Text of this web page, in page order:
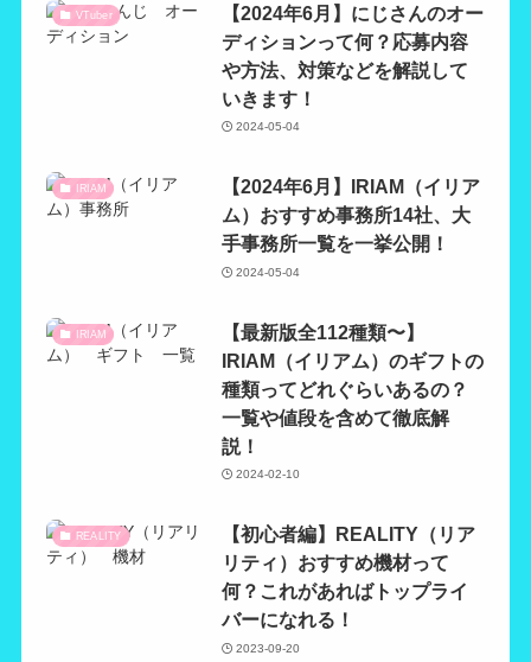
VTuber
【2024年6月】にじさんのオー
ディションって何？応募内容
や方法、対策などを解説して
いきます！
2024-05-04
IRIAM
【2024年6月】IRIAM（イリア
ム）おすすめ事務所14社、大
手事務所一覧を一挙公開！
2024-05-04
IRIAM
【最新版全112種類〜】
IRIAM（イリアム）のギフトの
種類ってどれぐらいあるの？
一覧や値段を含めて徹底解
説！
2024-02-10
REALITY
【初心者編】REALITY（リア
リティ）おすすめ機材って
何？これがあればトップライ
バーになれる！
2023-09-20